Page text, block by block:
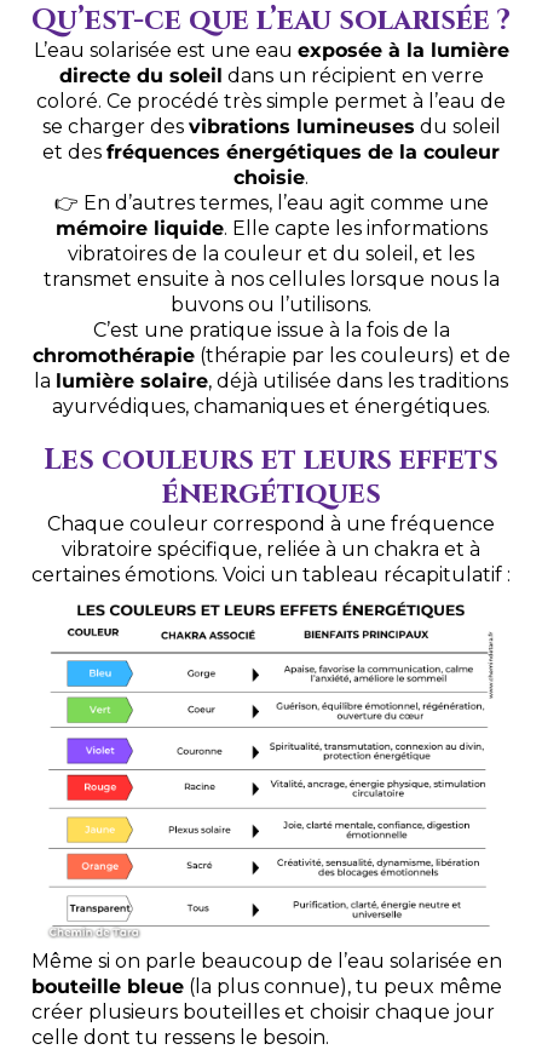
Qu’est-ce que l’eau solarisée ?
L’eau solarisée est une eau exposée à la lumière
directe du soleil dans un récipient en verre
coloré. Ce procédé très simple permet à l’eau de
se charger des vibrations lumineuses du soleil
et des fréquences énergétiques de la couleur
choisie.
👉 En d’autres termes, l’eau agit comme une
mémoire liquide. Elle capte les informations
vibratoires de la couleur et du soleil, et les
transmet ensuite à nos cellules lorsque nous la
buvons ou l’utilisons.
C’est une pratique issue à la fois de la
chromothérapie(thérapie par les couleurs) et de
la lumière solaire, déjà utilisée dans les traditions
ayurvédiques, chamaniques et énergétiques.
Les couleurs et leurs effets
énergétiques
Chaque couleur correspond à une fréquence
vibratoire spécifique, reliée à un chakra et à
certaines émotions. Voici un tableau récapitulatif :
Même si on parle beaucoup de l’eau solarisée en
bouteille bleue (la plus connue), tu peux même
créer plusieurs bouteilles et choisir chaque jour
celle dont tu ressens le besoin.